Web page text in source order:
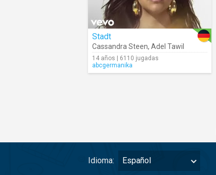
Stadt
Cassandra Steen, Adel Tawil
14 años | 6110 jugadas
abcgermanika
Idioma: Español